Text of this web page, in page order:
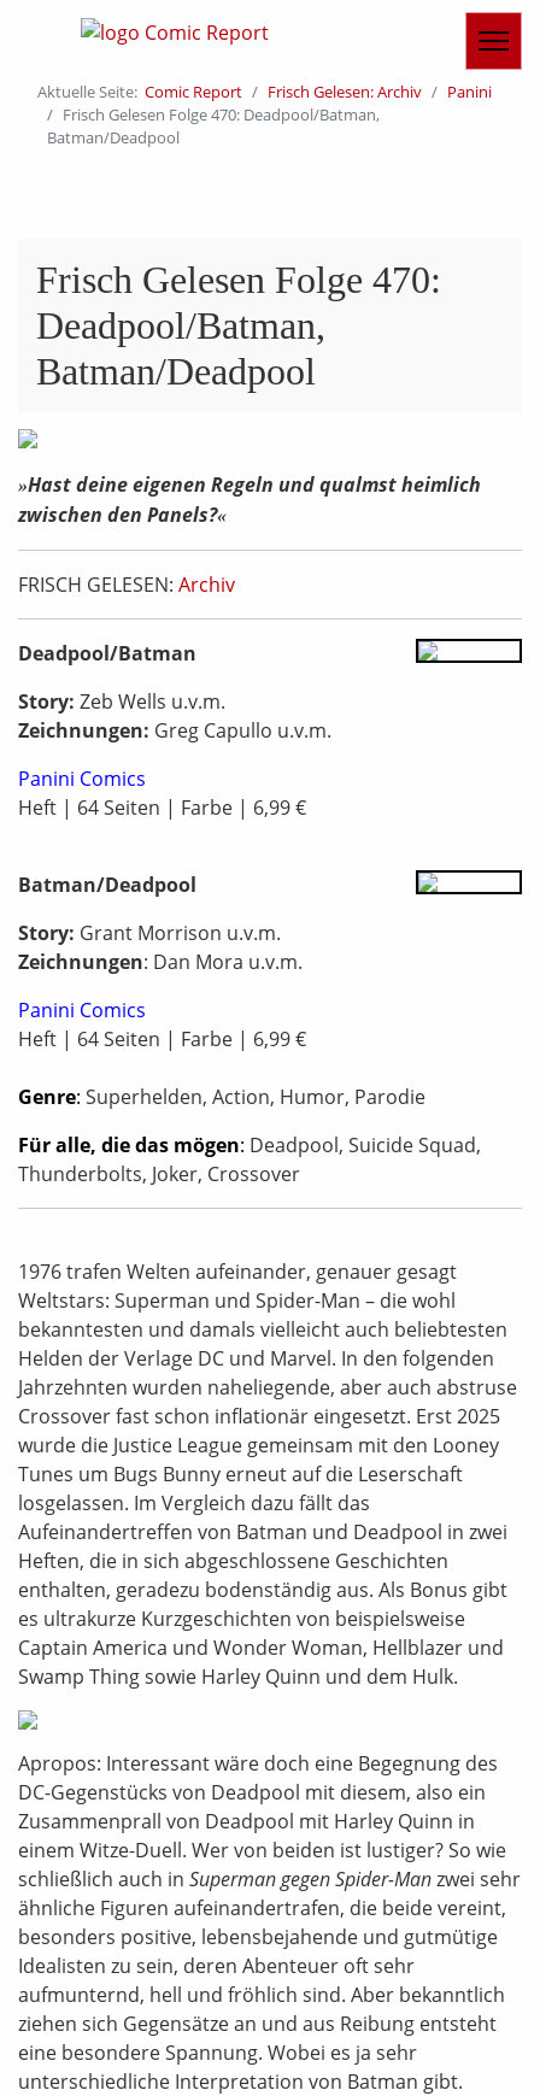
Aktuelle Seite: Comic Report Frisch Gelesen: Archiv
Panini
Frisch Gelesen Folge 470: Deadpool/Batman,
Batman/Deadpool
Frisch Gelesen Folge 470:
Deadpool/Batman,
Batman/Deadpool
»Hast deine eigenen Regeln und qualmst heimlich
zwischen den Panels?«
FRISCH GELESEN: Archiv
Deadpool/Batman
Story: Zeb Wells u.v.m.
Zeichnungen: Greg Capullo u.v.m.
Panini Comics
Heft | 64 Seiten | Farbe | 6,99 €
Batman/Deadpool
Story: Grant Morrison u.v.m.
Zeichnungen: Dan Mora u.v.m.
Panini Comics
Heft | 64 Seiten | Farbe | 6,99 €
Genre: Superhelden, Action, Humor, Parodie
Für alle, die das mögen: Deadpool, Suicide Squad,
Thunderbolts, Joker, Crossover
1976 trafen Welten aufeinander, genauer gesagt
Weltstars: Superman und Spider-Man – die wohl
bekanntesten und damals vielleicht auch beliebtesten
Helden der Verlage DC und Marvel. In den folgenden
Jahrzehnten wurden naheliegende, aber auch abstruse
Crossover fast schon inflationär eingesetzt. Erst 2025
wurde die Justice League gemeinsam mit den Looney
Tunes um Bugs Bunny erneut auf die Leserschaft
losgelassen. Im Vergleich dazu fällt das
Aufeinandertreffen von Batman und Deadpool in zwei
Heften, die in sich abgeschlossene Geschichten
enthalten, geradezu bodenständig aus. Als Bonus gibt
es ultrakurze Kurzgeschichten von beispielsweise
Captain America und Wonder Woman, Hellblazer und
Swamp Thing sowie Harley Quinn und dem Hulk.
Apropos: Interessant wäre doch eine Begegnung des
DC-Gegenstücks von Deadpool mit diesem, also ein
Zusammenprall von Deadpool mit Harley Quinn in
einem Witze-Duell. Wer von beiden ist lustiger? So wie
schließlich auch in Superman gegen Spider-Manzwei sehr
ähnliche Figuren aufeinandertrafen, die beide vereint,
besonders positive, lebensbejahende und gutmütige
Idealisten zu sein, deren Abenteuer oft sehr
aufmunternd, hell und fröhlich sind. Aber bekanntlich
ziehen sich Gegensätze an und aus Reibung entsteht
eine besondere Spannung. Wobei es ja sehr
unterschiedliche Interpretation von Batman gibt.